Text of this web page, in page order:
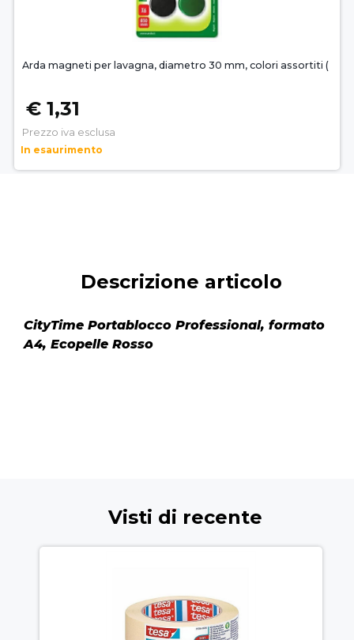
Arda magneti per lavagna, diametro 30 mm, colori assortiti (
€ 1,31
Prezzo iva esclusa
In esaurimento
Descrizione articolo
CityTime Portablocco Professional, formato
A4, Ecopelle Rosso
Visti di recente